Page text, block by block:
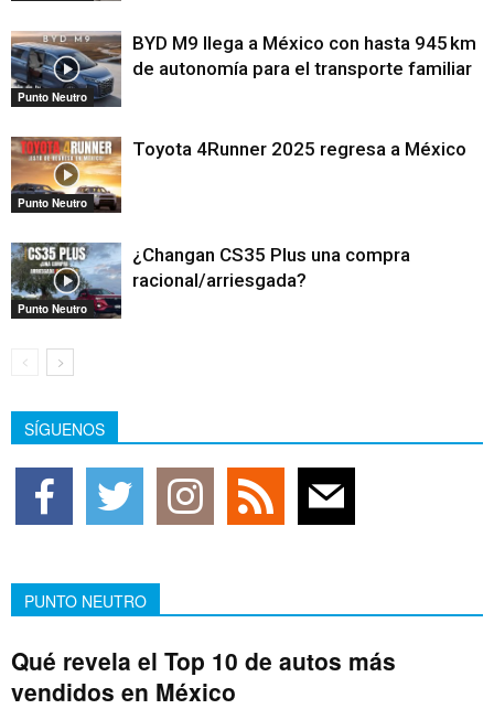
Punto Neutro
BYD M9 llega a México con hasta 945 km
de autonomía para el transporte familiar
Punto Neutro
Toyota 4Runner 2025 regresa a México
Punto Neutro
¿Changan CS35 Plus una compra
racional/arriesgada?
SÍGUENOS
PUNTO NEUTRO
Qué revela el Top 10 de autos más
vendidos en México